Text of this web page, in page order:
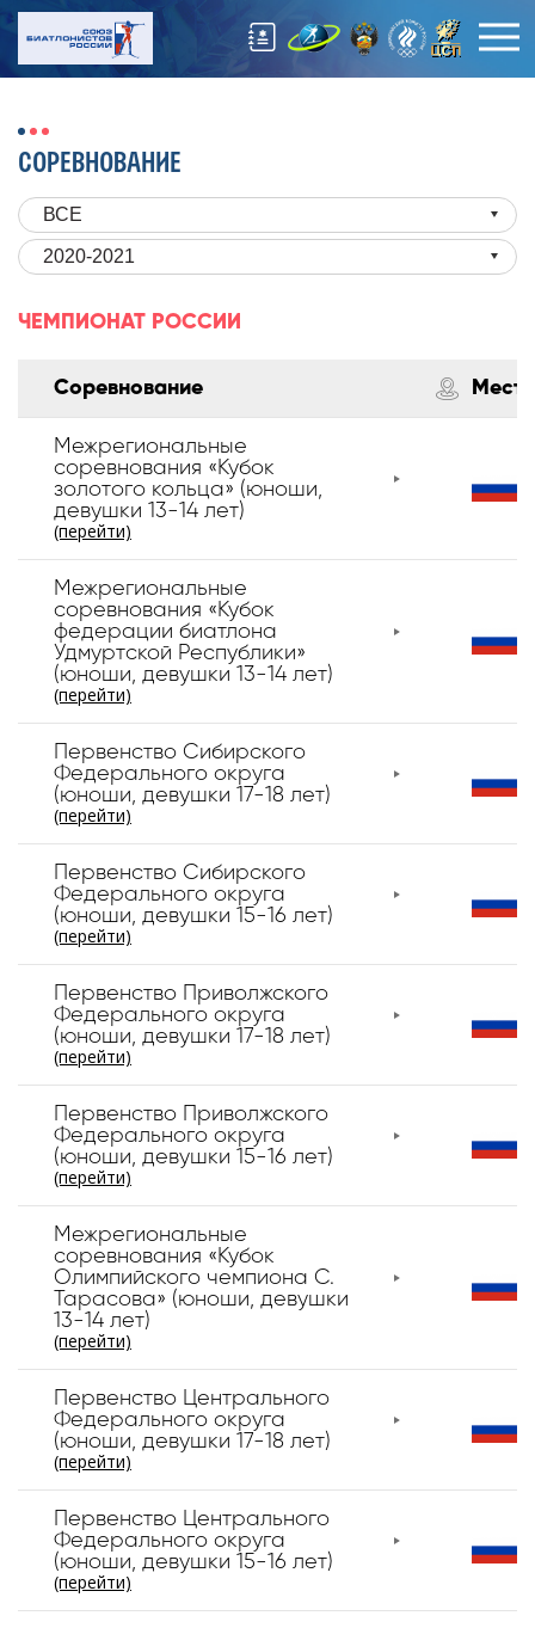
СОРЕВНОВАНИЕ
ВСЕ
2020-2021
ЧЕМПИОНАТ РОССИИ
Соревнование
Межрегиональные
соревнования «Кубок
золотого кольца» (юноши,
девушки 13-14 лет)
(перейти)
Межрегиональные
соревнования «Кубок
федерации биатлона
Удмуртской Республики»
(юноши, девушки 13-14 лет)
(перейти)
Первенство Сибирского
Федерального округа
(юноши, девушки 17-18 лет)
(перейти)
Первенство Сибирского
Федерального округа
(юноши, девушки 15-16 лет)
(перейти)
Первенство Приволжского
Федерального округа
(юноши, девушки 17-18 лет)
(перейти)
Первенство Приволжского
Федерального округа
(юноши, девушки 15-16 лет)
(перейти)
Межрегиональные
соревнования «Кубок
Олимпийского чемпиона С.
Тарасова» (юноши, девушки
13-14 лет)
(перейти)
Первенство Центрального
Федерального округа
(юноши, девушки 17-18 лет)
(перейти)
Первенство Центрального
Федерального округа
(юноши, девушки 15-16 лет)
(перейти)